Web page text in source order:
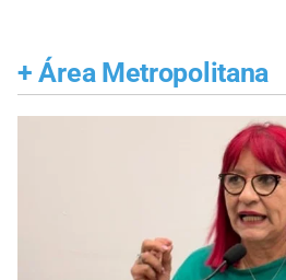
+ Área Metropolitana